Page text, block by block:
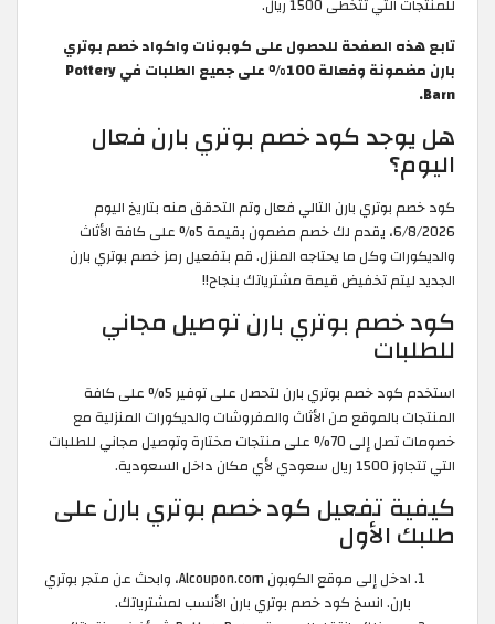
للمنتجات التي تتخطى 1500 ريال.
تابع هذه الصفحة للحصول على كوبونات واكواد خصم بوتري
بارن مضمونة وفعالة 100% على جميع الطلبات في Pottery
Barn.
هل يوجد كود خصم بوتري بارن فعال
اليوم؟
كود خصم بوتري بارن التالي فعال وتم التحقق منه بتاريخ اليوم
6/8/2026، يقدم لك خصم مضمون بقيمة 5% على كافة الأثاث
والديكورات وكل ما يحتاجه المنزل. قم بتفعيل رمز خصم بوتري بارن
الجديد ليتم تخفيض قيمة مشترياتك بنجاح!!
كود خصم بوتري بارن توصيل مجاني
للطلبات
استخدم كود خصم بوتري بارن لتحصل على توفير 5% على كافة
المنتجات بالموقع من الأثاث والمفروشات والديكورات المنزلية مع
خصومات تصل إلى 70% على منتجات مختارة وتوصيل مجاني للطلبات
التي تتجاوز 1500 ريال سعودي لأي مكان داخل السعودية.
كيفية تفعيل كود خصم بوتري بارن على
طلبك الأول
ادخل إلى موقع الكوبون Alcoupon.com، وابحث عن متجر بوتري
بارن. انسخ كود خصم بوتري بارن الأنسب لمشترياتك.